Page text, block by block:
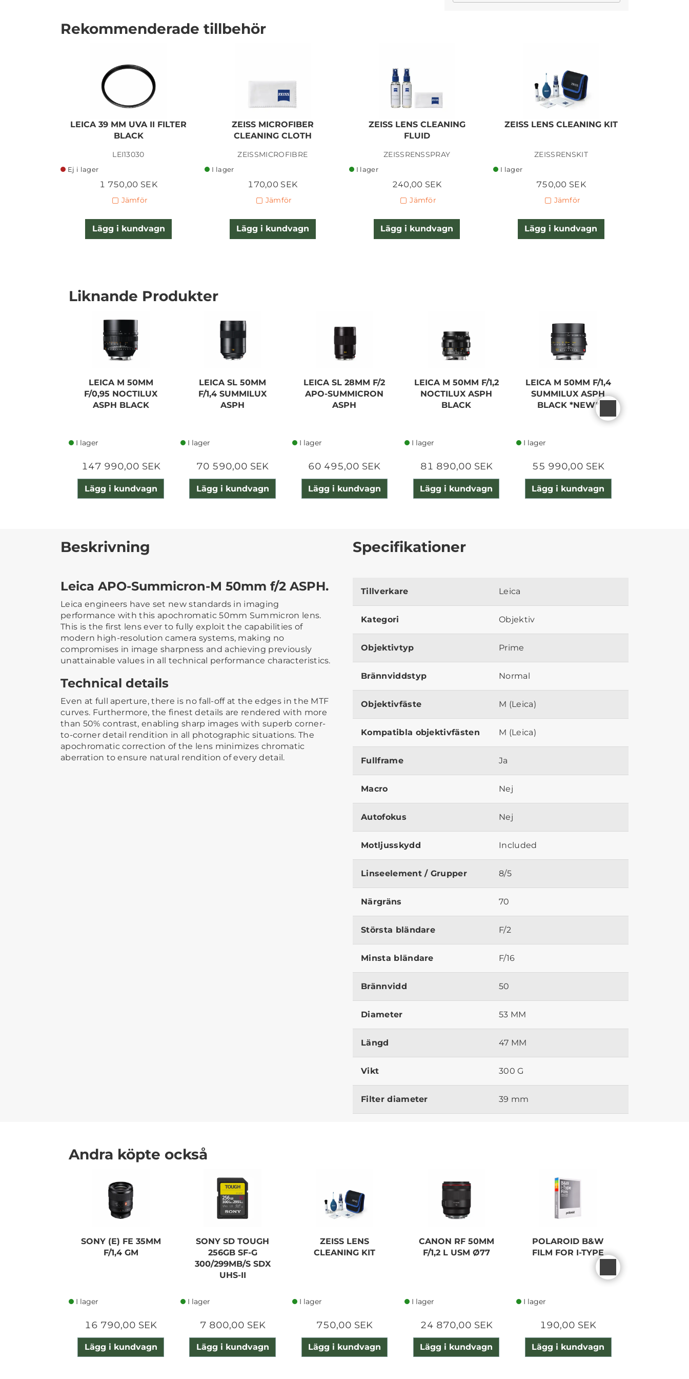
LEICA BODY M11 BLACK
69 995,00 SEK
Rekommenderade tillbehör
LEICA 39 MM UVA II FILTER
BLACK
LEI13030
Ej i lager
1 750,00 SEK
Jämför
Lägg i kundvagn
ZEISS MICROFIBER
CLEANING CLOTH
ZEISSMICROFIBRE
I lager
170,00 SEK
Jämför
Lägg i kundvagn
ZEISS LENS CLEANING
FLUID
ZEISSRENSSPRAY
I lager
240,00 SEK
Jämför
Lägg i kundvagn
ZEISS LENS CLEANING KIT
ZEISSRENSKIT
I lager
750,00 SEK
Jämför
Lägg i kundvagn
Liknande Produkter
LEICA M 50MM
F/0,95 NOCTILUX
ASPH BLACK
I lager
147 990,00 SEK
Lägg i kundvagn
LEICA SL 50MM
F/1,4 SUMMILUX
ASPH
I lager
70 590,00 SEK
Lägg i kundvagn
LEICA SL 28MM F/2
APO-SUMMICRON
ASPH
I lager
60 495,00 SEK
Lägg i kundvagn
LEICA M 50MM F/1,2
NOCTILUX ASPH
BLACK
I lager
81 890,00 SEK
Lägg i kundvagn
LEICA M 50MM F/1,4
SUMMILUX ASPH
BLACK *NEW*
I lager
55 990,00 SEK
Lägg i kundvagn
Beskrivning
Leica APO-Summicron-M 50mm f/2 ASPH.
Leica engineers have set new standards in imaging
performance with this apochromatic 50mm Summicron lens.
This is the first lens ever to fully exploit the capabilities of
modern high-resolution camera systems, making no
compromises in image sharpness and achieving previously
unattainable values in all technical performance characteristics.
Technical details
Even at full aperture, there is no fall-off at the edges in the MTF
curves. Furthermore, the finest details are rendered with more
than 50% contrast, enabling sharp images with superb corner-
to-corner detail rendition in all photographic situations. The
apochromatic correction of the lens minimizes chromatic
aberration to ensure natural rendition of every detail.
Specifikationer
Tillverkare Leica
Kategori Objektiv
Objektivtyp Prime
Brännviddstyp Normal
Objektivfäste M (Leica)
Kompatibla objektivfästen M (Leica)
Fullframe Ja
Macro Nej
Autofokus Nej
Motljusskydd Included
Linseelement / Grupper 8/5
Närgräns 70
Största bländare F/2
Minsta bländare F/16
Brännvidd 50
Diameter 53 MM
Längd 47 MM
Vikt 300 G
Filter diameter 39 mm
Andra köpte också
SONY (E) FE 35MM
F/1,4 GM
I lager
16 790,00 SEK
Lägg i kundvagn
SONY SD TOUGH
256GB SF-G
300/299MB/S SDX
UHS-II
I lager
7 800,00 SEK
Lägg i kundvagn
ZEISS LENS
CLEANING KIT
I lager
750,00 SEK
Lägg i kundvagn
CANON RF 50MM
F/1,2 L USM Ø77
I lager
24 870,00 SEK
Lägg i kundvagn
POLAROID B&W
FILM FOR I-TYPE
I lager
190,00 SEK
Lägg i kundvagn